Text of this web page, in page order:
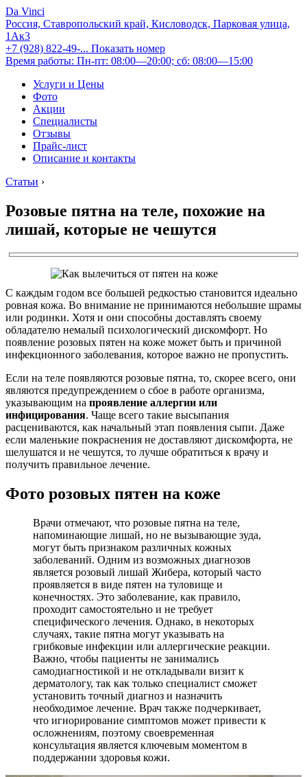
Da Vinci
Россия, Ставропольский край, Кисловодск, Парковая улица,
1Ак3
+7 (928) 822-49-... Показать номер
Время работы: Пн-пт: 08:00—20:00; сб: 08:00—15:00
Услуги и Цены
Фото
Акции
Специалисты
Отзывы
Прайс-лист
Описание и контакты
Статьи ›
Розовые пятна на теле, похожие на
лишай, которые не чешутся
С каждым годом все большей редкостью становится идеально
ровная кожа. Во внимание не принимаются небольшие шрамы
или родинки. Хотя и они способны доставлять своему
обладателю немалый психологический дискомфорт. Но
появление розовых пятен на коже может быть и причиной
инфекционного заболевания, которое важно не пропустить.
Если на теле появляются розовые пятна, то, скорее всего, они
являются предупреждением о сбое в работе организма,
указывающим на проявление аллергии или
инфицирования. Чаще всего такие высыпания
расцениваются, как начальный этап появления сыпи. Даже
если маленькие покраснения не доставляют дискомфорта, не
шелушатся и не чешутся, то лучше обратиться к врачу и
получить правильное лечение.
Фото розовых пятен на коже
Врачи отмечают, что розовые пятна на теле,
напоминающие лишай, но не вызывающие зуда,
могут быть признаком различных кожных
заболеваний. Одним из возможных диагнозов
является розовый лишай Жибера, который часто
проявляется в виде пятен на туловище и
конечностях. Это заболевание, как правило,
проходит самостоятельно и не требует
специфического лечения. Однако, в некоторых
случаях, такие пятна могут указывать на
грибковые инфекции или аллергические реакции.
Важно, чтобы пациенты не занимались
самодиагностикой и не откладывали визит к
дерматологу, так как только специалист сможет
установить точный диагноз и назначить
необходимое лечение. Врач также подчеркивает,
что игнорирование симптомов может привести к
осложнениям, поэтому своевременная
консультация является ключевым моментом в
поддержании здоровья кожи.